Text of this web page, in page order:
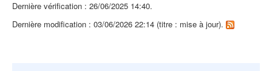
Dernière vérification : 26/06/2025 14:40.
Dernière modification : 03/06/2026 22:14 (titre : mise à jour).